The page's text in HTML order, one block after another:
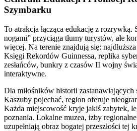
Szymbarku
To atrakcja łącząca edukację z rozrywką.
nogami” przyciąga tłumy turystów, ale
więcej. Na terenie znajdują się:
Księgi Rekordów Guinnessa, replika
zesłańców, bunkry z czasów II wojny
interaktywne.
Dla miłośników historii zastanawiających
Kaszuby pojechać, region oferuje
Każda miejscowość kryje jakiś zabytek,
poznania. Lokalne muzea, izby
uzupełniają obraz bogatej przeszłości tej